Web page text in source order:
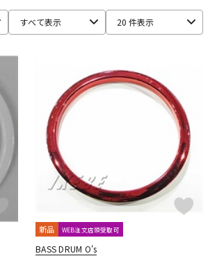
すべて表示 20 件表示
新品 WEB注文店頭受取可
BASS DRUM O's